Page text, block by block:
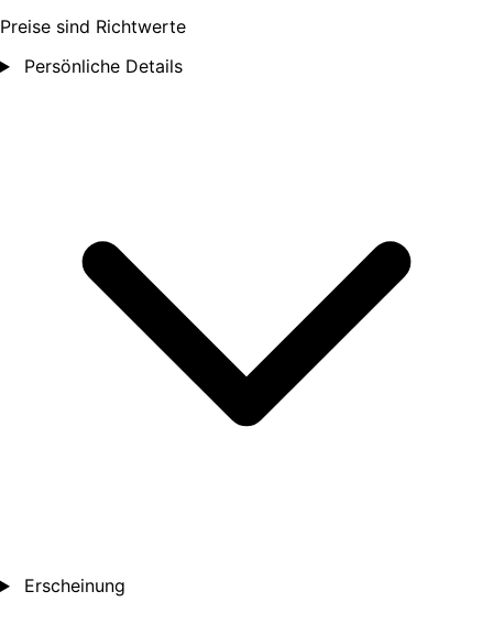
Preise sind Richtwerte
Persönliche Details
Erscheinung